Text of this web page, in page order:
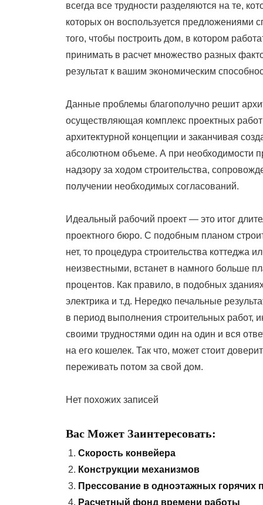
всегда все трудности разделяются на те,
которых он воспользуется предложениями
того, чтобы построить дом, в котором
принимать в расчет множество разных
результат к вашим экономическим
Данные проблемы благополучно решит
осуществляющая комплекс проектных
архитектурной концепции и заканчивая
абсолютном объеме. А при необходимости
надзору за ходом строительства,
получении необходимых согласований.
Идеальный рабочий проект — это итог
проектного бюро. С подобным планом
нет, то процедура строительства коттеджа
неизвестными, встанет в намного больше
процентов. Как правило, в подобных
электрика и т.д. Нередко печальные
в период выполнения строительных работ,
своими трудностями один на один и вся
на его кошелек. Так что, может стоит
переживать потом за свой дом.
Нет похожих записей
Вас Может Заинтересовать:
Скорость конвейера
Конструкции механизмов
Прессование в одноэтажных горячих
Расчетный фонд времени работы